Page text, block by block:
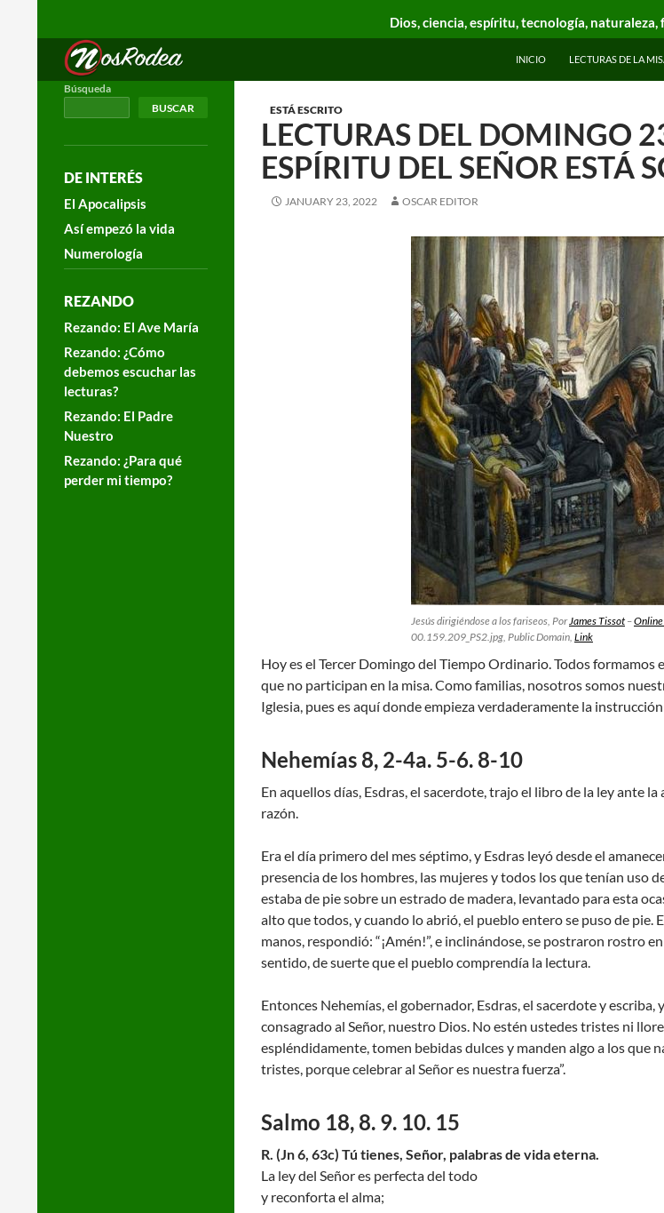
Dios, ciencia, espíritu, tecnología, naturaleza,
Nos Rodea
Search
INICIO LECTURAS DE LA
ESTÁ ESCRITO
LECTURAS DEL DOMINGO
ESPÍRITU DEL SEÑOR ESTÁ
JANUARY 23, 2022 OSCAR EDITOR
Jesús dirigiéndose a los fariseos, PorJames Tissot –
00.159.209_PS2.jpg, Public Domain, Link
Hoy es el Tercer Domingo del Tiempo Ordinario. Todos
que no participan en la misa. Como familias, nosotros somos
Iglesia, pues es aquí donde empieza verdaderamente la
Nehemías 8, 2-4a. 5-6. 8-10
En aquellos días, Esdras, el sacerdote, trajo el libro de la ley ante
razón.
Era el día primero del mes séptimo, y Esdras leyó desde el
presencia de los hombres, las mujeres y todos los que tenían uso
estaba de pie sobre un estrado de madera, levantado para esta
alto que todos, y cuando lo abrió, el pueblo entero se puso de pie.
manos, respondió: “¡Amén!”, e inclinándose, se postraron rostro
sentido, de suerte que el pueblo comprendía la lectura.
Entonces Nehemías, el gobernador, Esdras, el sacerdote y
consagrado al Señor, nuestro Dios. No estén ustedes tristes ni
espléndidamente, tomen bebidas dulces y manden algo a los que
tristes, porque celebrar al Señor es nuestra fuerza”.
Salmo 18, 8. 9. 10. 15
R. (Jn 6, 63c) Tú tienes, Señor, palabras de vida eterna.
La ley del Señor es perfecta del todo
y reconforta el alma;
Búsqueda
BUSCAR
DE INTERÉS
El Apocalipsis
Así empezó la vida
Numerología
REZANDO
Rezando: El Ave María
Rezando: ¿Cómo
debemos escuchar las
lecturas?
Rezando: El Padre
Nuestro
Rezando: ¿Para qué
perder mi tiempo?